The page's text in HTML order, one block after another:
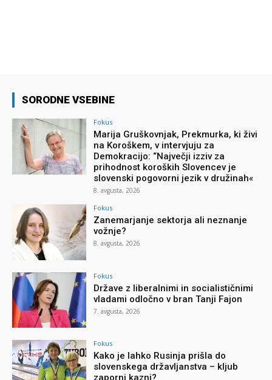
SORODNE VSEBINE
Fokus
Marija Gruškovnjak, Prekmurka, ki živi
na Koroškem, v intervjuju za
Demokracijo: “Največji izziv za
prihodnost koroških Slovencev je
slovenski pogovorni jezik v družinah«
8. avgusta, 2026
Fokus
Zanemarjanje sektorja ali neznanje
vožnje?
8. avgusta, 2026
Fokus
Države z liberalnimi in socialističnimi
vladami odločno v bran Tanji Fajon
7. avgusta, 2026
Fokus
Kako je lahko Rusinja prišla do
slovenskega državljanstva – kljub
zaporni kazni?